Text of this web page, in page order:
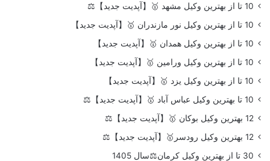
10 تا از بهترین وکیل مشهد 🥇【آپدیت جدید】⚖️
10 تا از بهترین وکیل نور مازندران 🥇【آپدیت جدید】
10 تا از بهترین وکیل همدان 🥇【آپدیت جدید】
10 تا از بهترین وکیل ورامین 🥇【آپدیت جدید】
10 تا از بهترین وکیل یزد 🥇【آپدیت جدید】
10 تا بهترین وکیل عباس آباد 🥇【آپدیت جدید】⚖️
12 بهترین وکیل بوکان 🥇【آپدیت جدید】⚖️
12 بهترین وکیل رودسر🥇【آپدیت جدید】⚖️
30 تا از بهترین وکیل کرمان⚖️سال 1405